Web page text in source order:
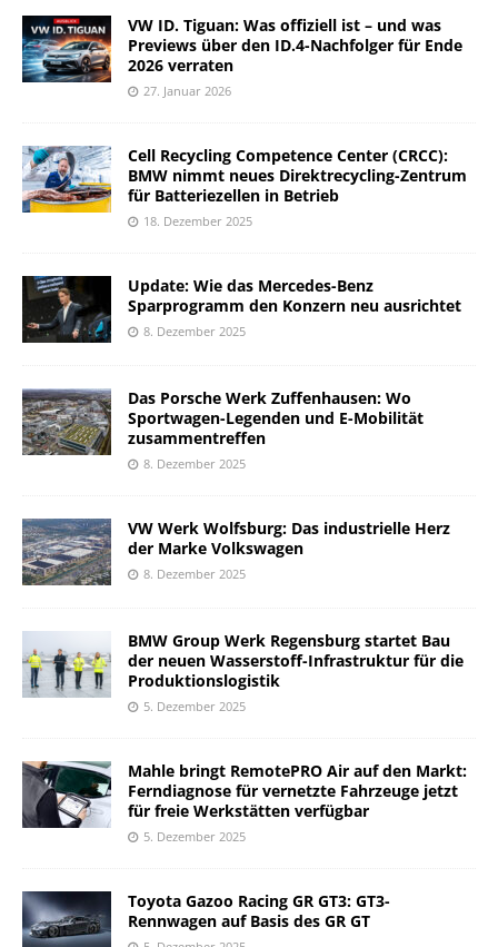
VW ID. Tiguan: Was offiziell ist – und was
Previews über den ID.4-Nachfolger für Ende
2026 verraten
27. Januar 2026
Cell Recycling Competence Center (CRCC):
BMW nimmt neues Direktrecycling-Zentrum
für Batteriezellen in Betrieb
18. Dezember 2025
Update: Wie das Mercedes-Benz
Sparprogramm den Konzern neu ausrichtet
8. Dezember 2025
Das Porsche Werk Zuffenhausen: Wo
Sportwagen-Legenden und E-Mobilität
zusammentreffen
8. Dezember 2025
VW Werk Wolfsburg: Das industrielle Herz
der Marke Volkswagen
8. Dezember 2025
BMW Group Werk Regensburg startet Bau
der neuen Wasserstoff-Infrastruktur für die
Produktionslogistik
5. Dezember 2025
Mahle bringt RemotePRO Air auf den Markt:
Ferndiagnose für vernetzte Fahrzeuge jetzt
für freie Werkstätten verfügbar
5. Dezember 2025
Toyota Gazoo Racing GR GT3: GT3-
Rennwagen auf Basis des GR GT